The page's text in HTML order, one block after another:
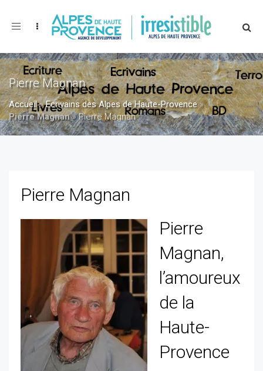
Toggle
Pierre Magnan
Accueil»Ecrivains des Alpes de Haute-Provence»
Pierre Magnan»Pierre Magnan
Pierre Magnan
Pierre
Magnan,
l’amoureux
de la
Haute-
Provence